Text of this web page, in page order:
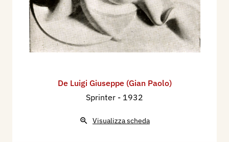
De Luigi Giuseppe (Gian Paolo)
Sprinter - 1932
Visualizza scheda